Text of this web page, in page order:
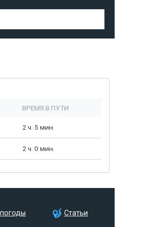
ВРЕМЯ В ПУТИ
2 ч. 5 мин.
2 ч. 0 мин.
Статьи